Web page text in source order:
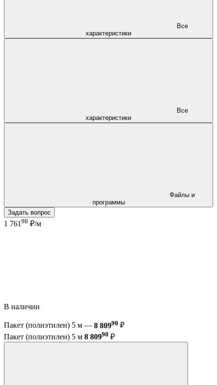
характеристики
характеристики
программы
Задать вопрос
1 761 98 ₽/м
В наличии
Пакет (полиэтилен) 5 м — 8 80990 ₽
Пакет (полиэтилен) 5 м 8 80990 ₽